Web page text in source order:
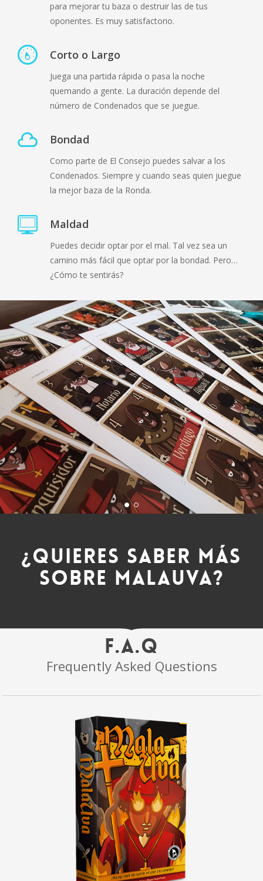
para mejorar tu baza o destruir las de tus
oponentes. Es muy satisfactorio.
Corto o Largo
Juega una partida rápida o pasa la noche
quemando a gente. La duración depende del
número de Condenados que se juegue.
Bondad
Como parte de El Consejo puedes salvar a los
Condenados. Siempre y cuando seas quien juegue
la mejor baza de la Ronda.
Maldad
Puedes decidir optar por el mal. Tal vez sea un
camino más fácil que optar por la bondad. Pero…
¿Cómo te sentirás?
¿QUIERES SABER MÁS
SOBRE MALAUVA?
F.A.Q
Frequently Asked Questions